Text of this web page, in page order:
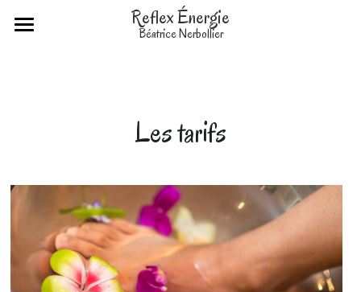
Reflex Énergie
Béatrice Nerbollier
Lahochi
Tarifs
Contact
Les tarifs